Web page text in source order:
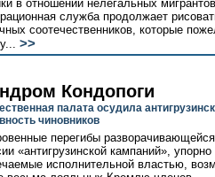
в отношении нелегальных
служба продолжает
соотечественников, которые
>>
Кондопоги
палата осудила
чиновников
перегибы
«антигрузинской кампаний», упорно
исполнительной властью,